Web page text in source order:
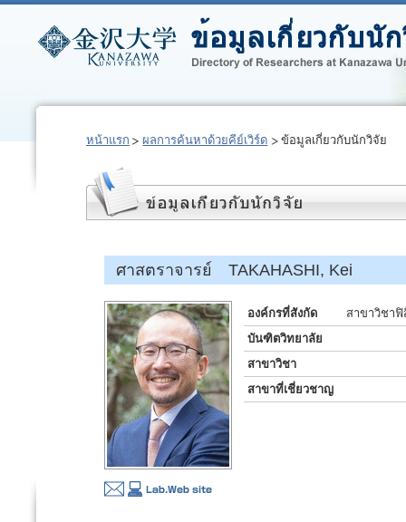
หน้าแรก ผลการค้นหาด้วยคีย์เวิร์ด ข้อมูลเกี่ยวกับนักวิจัย
ศาสตราจารย์ TAKAHASHI, Kei
องค์กรที่สังกัด
สาขาวิชา
บันฑิตวิทยาลัย
สาขาวิชา
สาขาที่เชี่ยวชาญ